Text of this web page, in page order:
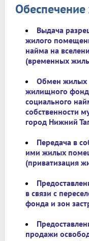
Выдача
жилого
найма на
(временных
Обмен жилых
жилищного
социального
собственности
город Нижний
Передача в
ими жилых
(приватизация
в связи с
фонда и зон
продажи